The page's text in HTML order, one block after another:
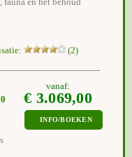
en het behoud
(2)
vanaf:
€ 3.069,00
INFO/BOEKEN